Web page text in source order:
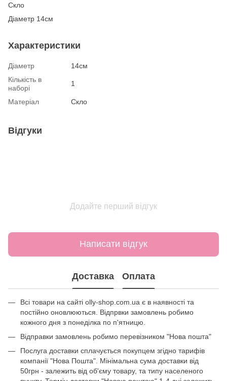
Скло
Діаметр 14см
Характеристики
Діаметр
14см
Кількість в
наборі
1
Матеріал Скло
Відгуки
Додайте перший відгук
Написати відгук
Доставка Оплата
Всі товари на сайті olly-shop.com.ua є в наявності та
постійно оновлюються. Відпрвки замовлень робимо
кожного дня з понеділка по п'ятницю.
Відправки замовлень робимо перевізником "Нова пошта"
Послуга доставки сплачується покупцем згідно тарифів
компанії "Нова Пошта". Мінімальна сума доставки від
50грн - залежить від об'єму товару, та типу населеного